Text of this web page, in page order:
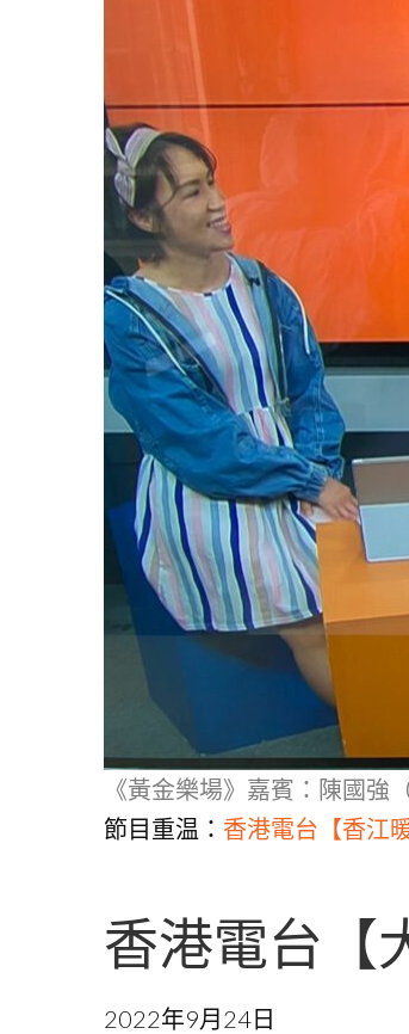
《黃金樂場》嘉賓：陳國強
節目重温： 香港電台【香江
香港電台【
2022年9月24日